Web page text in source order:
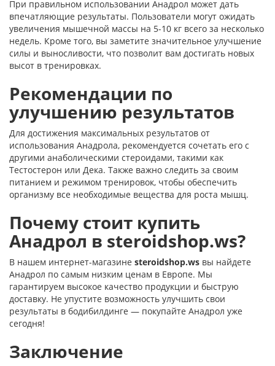
При правильном использовании Анадрол может дать
впечатляющие результаты. Пользователи могут ожидать
увеличения мышечной массы на 5-10 кг всего за несколько
недель. Кроме того, вы заметите значительное улучшение
силы и выносливости, что позволит вам достигать новых
высот в тренировках.
Рекомендации по
улучшению результатов
Для достижения максимальных результатов от
использования Анадрола, рекомендуется сочетать его с
другими анаболическими стероидами, такими как
Тестостерон или Дека. Также важно следить за своим
питанием и режимом тренировок, чтобы обеспечить
организму все необходимые вещества для роста мышц.
Почему стоит купить
Анадрол в steroidshop.ws?
В нашем интернет-магазине steroidshop.ws вы найдете
Анадрол по самым низким ценам в Европе. Мы
гарантируем высокое качество продукции и быструю
доставку. Не упустите возможность улучшить свои
результаты в бодибилдинге — покупайте Анадрол уже
сегодня!
Заключение